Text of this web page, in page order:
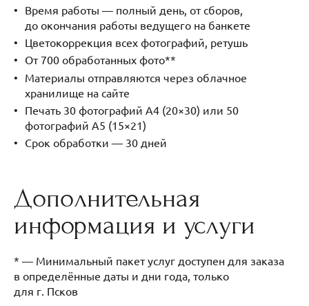
Время работы — полный день, от сборов,
до окончания работы ведущего на банкете
Цветокоррекция всех фотографий, ретушь
От 700 обработанных фото**
Материалы отправляются через облачное
хранилище на сайте
Печать 30 фотографий А4 (20×30) или 50
фотографий А5 (15×21)
Срок обработки — 30 дней
Дополнительная
информация и услуги
* — Минимальный пакет услуг доступен для заказа
в определённые даты и дни года, только
для г. Псков